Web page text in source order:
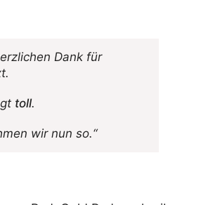
Dank für
toll.
wir nun so.“